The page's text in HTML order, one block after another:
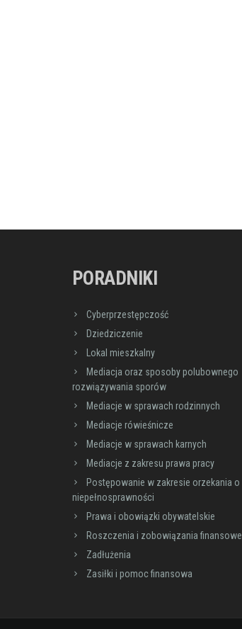
PORADNIKI
Cyberprzestępczość
Dziedziczenie
Lokal mieszkalny
Mediacja oraz sposoby polubownego
rozwiązywania sporów
Mediacje w sprawach rodzinnych
Mediacje rówieśnicze
Mediacje w sprawach karnych
Mediacje z zakresu prawa pracy
Postępowanie w zakresie orzekania o
niepełnosprawności
Prawa i obowiązki obywatelskie
Roszczenia i zobowiązania finansowe
Zadłużenia
Zasiłki i pomoc finansowa